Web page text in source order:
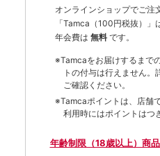
オンラインショップでご注
「Tamca （100円税抜）
」
年会費は 無料 です。
※Tamcaをお届けするまで
トの付与は⾏えません。
ご確認ください。
※Tamcaポイントは、店舗
利用時にはポイントはつ
年齢制限（18歳以上）商